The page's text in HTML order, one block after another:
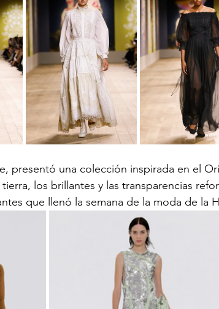
presentó una colección inspirada en el
los brillantes y las transparencias
que llenó la semana de la moda de la